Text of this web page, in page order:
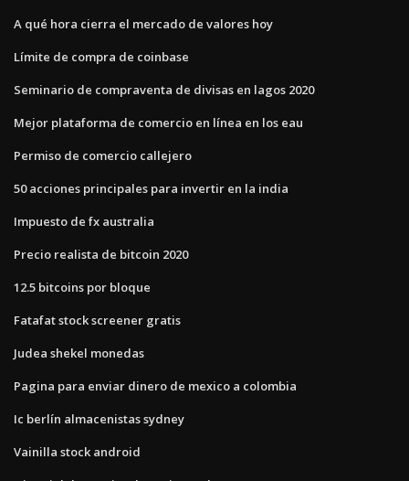
A qué hora cierra el mercado de valores hoy
Límite de compra de coinbase
Seminario de compraventa de divisas en lagos 2020
Mejor plataforma de comercio en línea en los eau
Permiso de comercio callejero
50 acciones principales para invertir en la india
Impuesto de fx australia
Precio realista de bitcoin 2020
12.5 bitcoins por bloque
Fatafat stock screener gratis
Judea shekel monedas
Pagina para enviar dinero de mexico a colombia
Ic berlín almacenistas sydney
Vainilla stock android